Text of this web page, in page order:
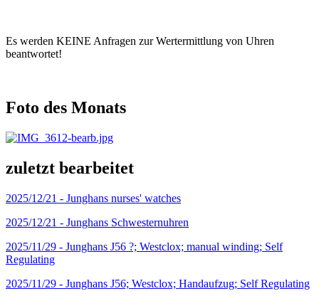
Es werden KEINE Anfragen zur Wertermittlung von Uhren
beantwortet!
Foto des Monats
zuletzt bearbeitet
2025/12/21 - Junghans nurses' watches
2025/12/21 - Junghans Schwesternuhren
2025/11/29 - Junghans J56 ?; Westclox; manual winding; Self
Regulating
2025/11/29 - Junghans J56; Westclox; Handaufzug; Self Regulating